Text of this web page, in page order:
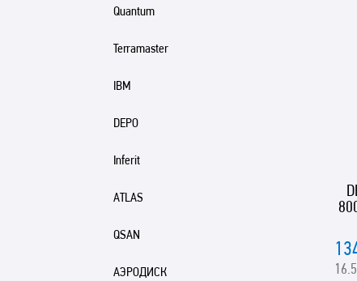
Quantum
Terramaster
IBM
DEPO
Inferit
ATLAS
QSAN
АЭРОДИСК